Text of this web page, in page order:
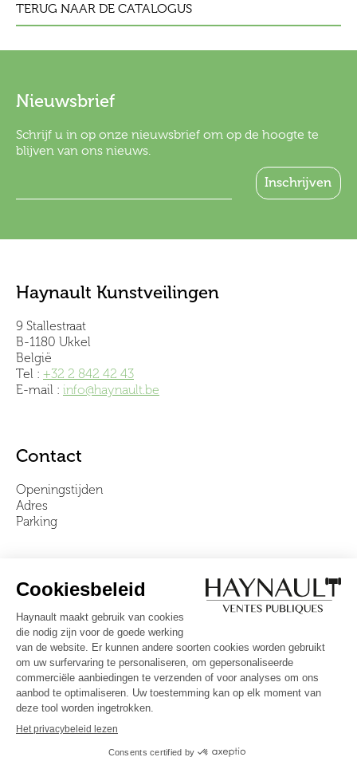
TERUG NAAR DE CATALOGUS
Nieuwsbrief
Schrijf u in op onze nieuwsbrief om op de hoogte te
blijven van ons nieuws.
Haynault Kunstveilingen
9 Stallestraat
B-1180 Ukkel
België
Tel : +32 2 842 42 43
E-mail : info@haynault.be
Contact
Openingstijden
Adres
Parking
Over ons
Ons team
Video's
Veelgestelde vragen
Algemene voorwaarden
Volg ons